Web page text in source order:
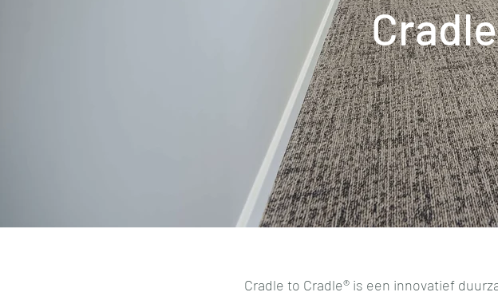
Cradle to Cradle® is een innovatief